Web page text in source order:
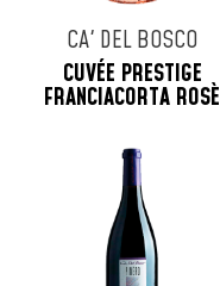
CA' DEL BOSCO
CUVÉE PRESTIGE
FRANCIACORTA ROSÈ